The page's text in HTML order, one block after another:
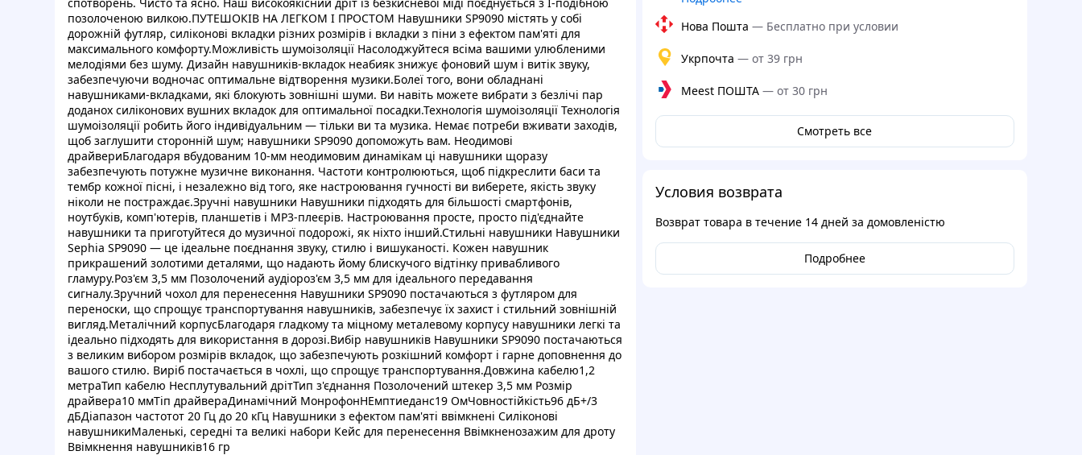
позолоченою вилкою.ПУТЕШОКІВ НА ЛЕГКОМ І ПРОСТОМ Навушники SP9090 містять у собі
дорожній футляр, силіконові вкладки різних розмірів і вкладки з піни з ефектом пам'яті для
максимального комфорту.Можливість шумоізоляції Насолоджуйтеся всіма вашими улюбленими
мелодіями без шуму. Дизайн навушників-вкладок неабияк знижує фоновий шум і витік звуку,
забезпечуючи водночас оптимальне відтворення музики.Болеї того, вони обладнані
навушниками-вкладками, які блокують зовнішні шуми. Ви навіть можете вибрати з безлічі пар
доданох силіконових вушних вкладок для оптимальної посадки.Технологія шумоізоляції Технологія
шумоізоляції робить його індивідуальним — тільки ви та музика. Немає потреби вживати заходів,
щоб заглушити сторонній шум; навушники SP9090 допоможуть вам. Неодимові
драйвериБлагодаря вбудованим 10-мм неодимовим динамікам ці навушники щоразу
забезпечують потужне музичне виконання. Частоти контролюються, щоб підкреслити баси та
тембр кожної пісні, і незалежно від того, яке настроювання гучності ви виберете, якість звуку
ніколи не постраждає.Зручні навушники Навушники підходять для більшості смартфонів,
ноутбуків, комп'ютерів, планшетів і MP3-плеєрів. Настроювання просте, просто під'єднайте
навушники та приготуйтеся до музичної подорожі, як ніхто інший.Стильні навушники Навушники
Sephia SP9090 — це ідеальне поєднання звуку, стилю і вишуканості. Кожен навушник
прикрашений золотими деталями, що надають йому блискучого відтінку привабливого
гламуру.Роз'єм 3,5 мм Позолочений аудіороз'єм 3,5 мм для ідеального передавання
сигналу.Зручний чохол для перенесення Навушники SP9090 постачаються з футляром для
переноски, що спрощує транспортування навушників, забезпечує їх захист і стильний зовнішній
вигляд.Металічний корпусБлагодаря гладкому та міцному металевому корпусу навушники легкі та
ідеально підходять для використання в дорозі.Вибір навушників Навушники SP9090 постачаються
з великим вибором розмірів вкладок, що забезпечують розкішний комфорт і гарне доповнення до
вашого стилю. Виріб постачається в чохлі, що спрощує транспортування.Довжина кабелю1,2
метраТип кабелю Несплутувальний дрітТип з'єднання Позолочений штекер 3,5 мм Розмір
драйвера10 ммТіп драйвераДинамічний МонрофонНЕмптиеданс19 ОмЧовностійкість96 дБ+/3
дБДіапазон частотот 20 Гц до 20 кГц Навушники з ефектом пам'яті ввімкнені Силіконові
навушникиМаленькі, середні та великі набори Кейс для перенесення Ввімкненозажим для дроту
Ввімкнення навушників16 гр
Нова Пошта — Бесплатно при условии
Укрпочта — от 39 грн
Meest ПОШТА— от 30 грн
Смотреть все
Условия возврата
Возврат товара в течение 14 дней за домовленістю
Подробнее